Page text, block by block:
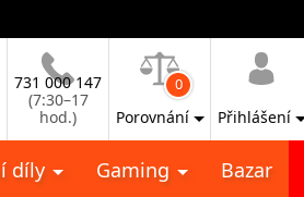
731 000 147
(7:30–17
hod.)
0
Porovnání Přihlášení
díly Gaming Bazar